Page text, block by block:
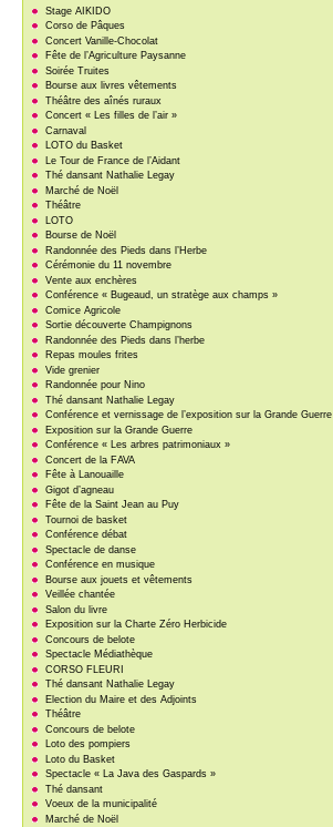
Stage AIKIDO
Corso de Pâques
Concert Vanille-Chocolat
Fête de l’Agriculture Paysanne
Soirée Truites
Bourse aux livres vêtements
Théâtre des aînés ruraux
Concert « Les filles de l’air »
Carnaval
LOTO du Basket
Le Tour de France de l’Aidant
Thé dansant Nathalie Legay
Marché de Noël
Théâtre
LOTO
Bourse de Noël
Randonnée des Pieds dans l’Herbe
Cérémonie du 11 novembre
Vente aux enchères
Conférence « Bugeaud, un stratège aux champs »
Comice Agricole
Sortie découverte Champignons
Randonnée des Pieds dans l’herbe
Repas moules frites
Vide grenier
Randonnée pour Nino
Thé dansant Nathalie Legay
Conférence et vernissage de l’exposition sur la Grande Guerre
Exposition sur la Grande Guerre
Conférence « Les arbres patrimoniaux »
Concert de la FAVA
Fête à Lanouaille
Gigot d’agneau
Fête de la Saint Jean au Puy
Tournoi de basket
Conférence débat
Spectacle de danse
Conférence en musique
Bourse aux jouets et vêtements
Veillée chantée
Salon du livre
Exposition sur la Charte Zéro Herbicide
Concours de belote
Spectacle Médiathèque
CORSO FLEURI
Thé dansant Nathalie Legay
Election du Maire et des Adjoints
Théâtre
Concours de belote
Loto des pompiers
Loto du Basket
Spectacle « La Java des Gaspards »
Thé dansant
Voeux de la municipalité
Marché de Noël